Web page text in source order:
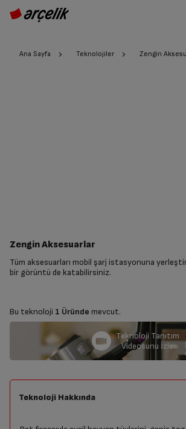
Ana Sayfa Teknolojiler Zengin
Zengin Aksesuarlar
Tüm aksesuarları mobil şarj istasyonuna
bir görüntü de katabilirsiniz.
Bu teknoloji 1 Üründe mevcut.
Teknoloji Tanıtım
Videosunu İzle
Teknoloji Hakkında